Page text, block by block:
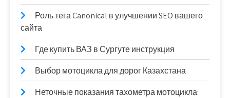
Роль тега Canonical в улучшении SEO вашего
сайта
Где купить ВАЗ в Сургуте инструкция
Выбор мотоцикла для дорог Казахстана
Неточные показания тахометра мотоцикла: